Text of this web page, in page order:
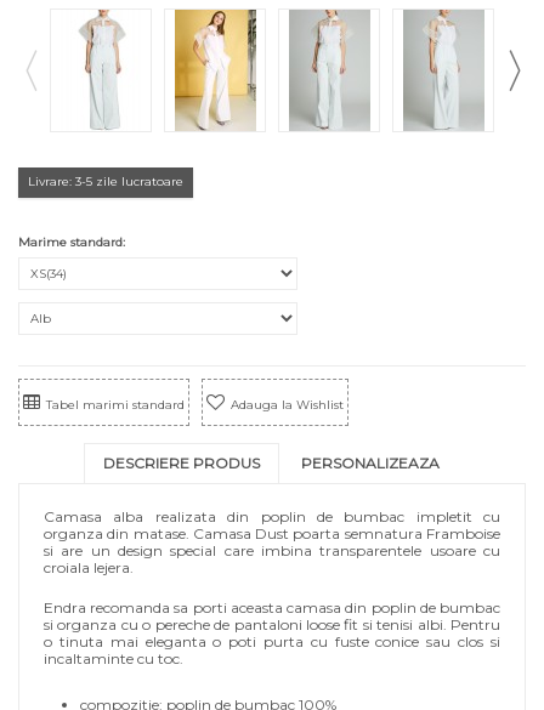
Livrare: 3-5 zile lucratoare
Marime standard:
Tabel marimi standard Adauga la Wishlist
DESCRIERE PRODUS PERSONALIZEAZA
Camasa alba realizata din poplin de bumbac impletit cu
organza din matase. Camasa Dust poarta semnatura Framboise
si are un design special care imbina transparentele usoare cu
croiala lejera.
Endra recomanda sa porti aceasta camasa din poplin de bumbac
si organza cu o pereche de pantaloni loose fit si tenisi albi. Pentru
o tinuta mai eleganta o poti purta cu fuste conice sau clos si
incaltaminte cu toc.
compozitie: poplin de bumbac 100%